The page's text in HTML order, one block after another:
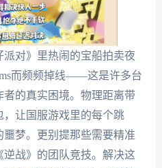
对》里热闹的宝船拍卖夜
而频频掉线——这是许多台
的真实困境。物理距离带
让国服游戏里的每个跳
梦。更别提那些需要精准
战》的团队竞技。解决这